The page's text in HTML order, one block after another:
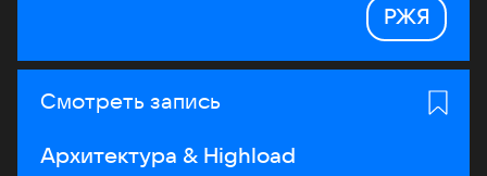
РЖЯ
Смотреть запись
Архитектура & Highload